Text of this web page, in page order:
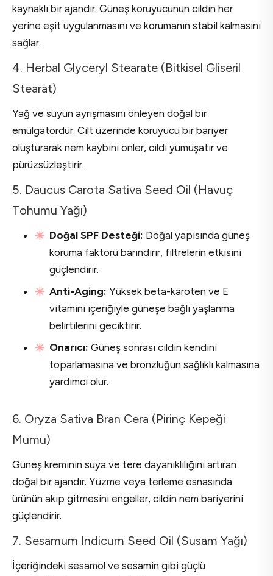
kaynaklı bir ajandır. Güneş koruyucunun cildin her
yerine eşit uygulanmasını ve korumanın stabil kalmasını
sağlar.
4. Herbal Glyceryl Stearate (Bitkisel Gliseril
Stearat)
Yağ ve suyun ayrışmasını önleyen doğal bir
emülgatördür. Cilt üzerinde koruyucu bir bariyer
oluşturarak nem kaybını önler, cildi yumuşatır ve
pürüzsüzleştirir.
5. Daucus Carota Sativa Seed Oil (Havuç
Tohumu Yağı)
Doğal SPF Desteği: Doğal yapısında güneş
koruma faktörü barındırır, filtrelerin etkisini
güçlendirir.
Anti-Aging: Yüksek beta-karoten ve E
vitamini içeriğiyle güneşe bağlı yaşlanma
belirtilerini geciktirir.
Onarıcı: Güneş sonrası cildin kendini
toparlamasına ve bronzluğun sağlıklı kalmasına
yardımcı olur.
6. Oryza Sativa Bran Cera (Pirinç Kepeği
Mumu)
Güneş kreminin suya ve tere dayanıklılığını artıran
doğal bir ajandır. Yüzme veya terleme esnasında
ürünün akıp gitmesini engeller, cildin nem bariyerini
güçlendirir.
7. Sesamum Indicum Seed Oil (Susam Yağı)
İçeriğindeki sesamol ve sesamin gibi güçlü